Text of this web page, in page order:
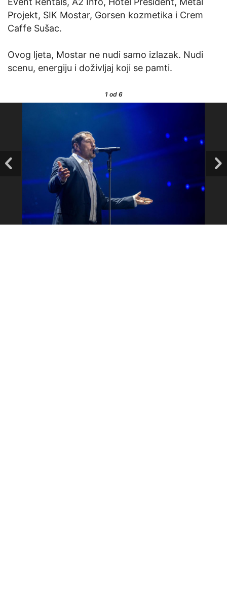
Projekt, SIK Mostar, Gorsen kozmetika i Crem
Caffe Sušac.
Ovog ljeta, Mostar ne nudi samo izlazak. Nudi
scenu, energiju i doživljaj koji se pamti.
1od 6